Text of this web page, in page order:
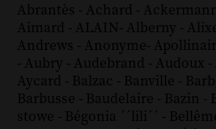
Abrantès - Achard -
Aimard - ALAIN- Alberny -
Andrews - Anonyme-
- Aubry - Audebrand - Audoux -
Aycard - Balzac - Banville -
Barbusse - Baudelaire - Bazin -
stowe - Bégonia ´´lili´´ -